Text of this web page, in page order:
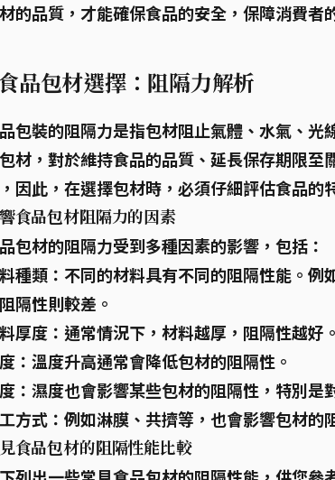
的品質，才能確保食品的安全，保障消費者
品包材選擇：阻隔力解析
包裝的阻隔力是指包材阻止氣體、水氣、光
材，對於維持食品的品質、延長保存期限
因此，在選擇包材時，必須仔細評估食品的
食品包材阻隔力的因素
包材的阻隔力受到多種因素的影響，包括：
種類： 不同的材料具有不同的阻隔性能。例
隔性則較差。
厚度： 通常情況下，材料越厚，阻隔性越好。
： 溫度升高通常會降低包材的阻隔性。
： 濕度也會影響某些包材的阻隔性，特別是
方式： 例如淋膜、共擠等，也會影響包材的
食品包材的阻隔性能比較